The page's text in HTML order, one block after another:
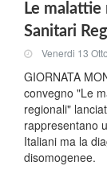
Le
Sanitari
Venerdi 13
GIORNATA
convegno "Le
regionali"
rappresentano
Italiani ma la
disomogenee.